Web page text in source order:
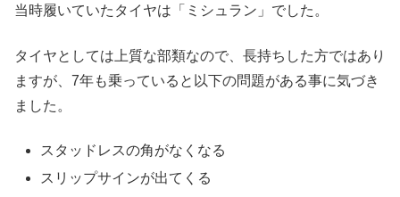
当時履いていたタイヤは「ミシュラン」でした。
タイヤとしては上質な部類なので、長持ちした方ではあり
ますが、7年も乗っていると以下の問題がある事に気づき
ました。
スタッドレスの角がなくなる
スリップサインが出てくる